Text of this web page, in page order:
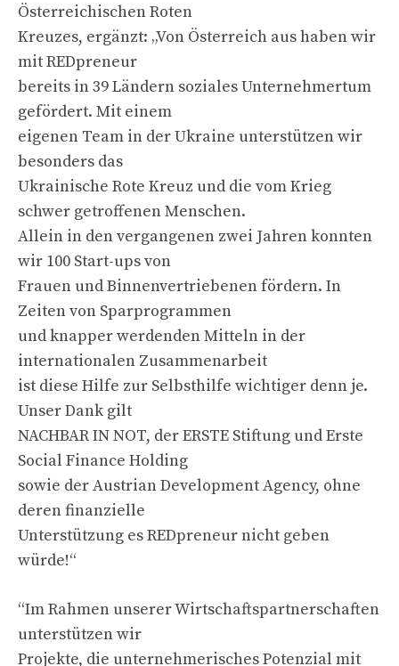
Österreichischen Roten
Kreuzes, ergänzt: „Von Österreich aus haben wir
mit REDpreneur
bereits in 39 Ländern soziales Unternehmertum
gefördert. Mit einem
eigenen Team in der Ukraine unterstützen wir
besonders das
Ukrainische Rote Kreuz und die vom Krieg
schwer getroffenen Menschen.
Allein in den vergangenen zwei Jahren konnten
wir 100 Start-ups von
Frauen und Binnenvertriebenen fördern. In
Zeiten von Sparprogrammen
und knapper werdenden Mitteln in der
internationalen Zusammenarbeit
ist diese Hilfe zur Selbsthilfe wichtiger denn je.
Unser Dank gilt
NACHBAR IN NOT, der ERSTE Stiftung und Erste
Social Finance Holding
sowie der Austrian Development Agency, ohne
deren finanzielle
Unterstützung es REDpreneur nicht geben
würde!“
“Im Rahmen unserer Wirtschaftspartnerschaften
unterstützen wir
Projekte, die unternehmerisches Potenzial mit